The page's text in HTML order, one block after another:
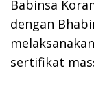
Babinsa
dengan
sertifikat